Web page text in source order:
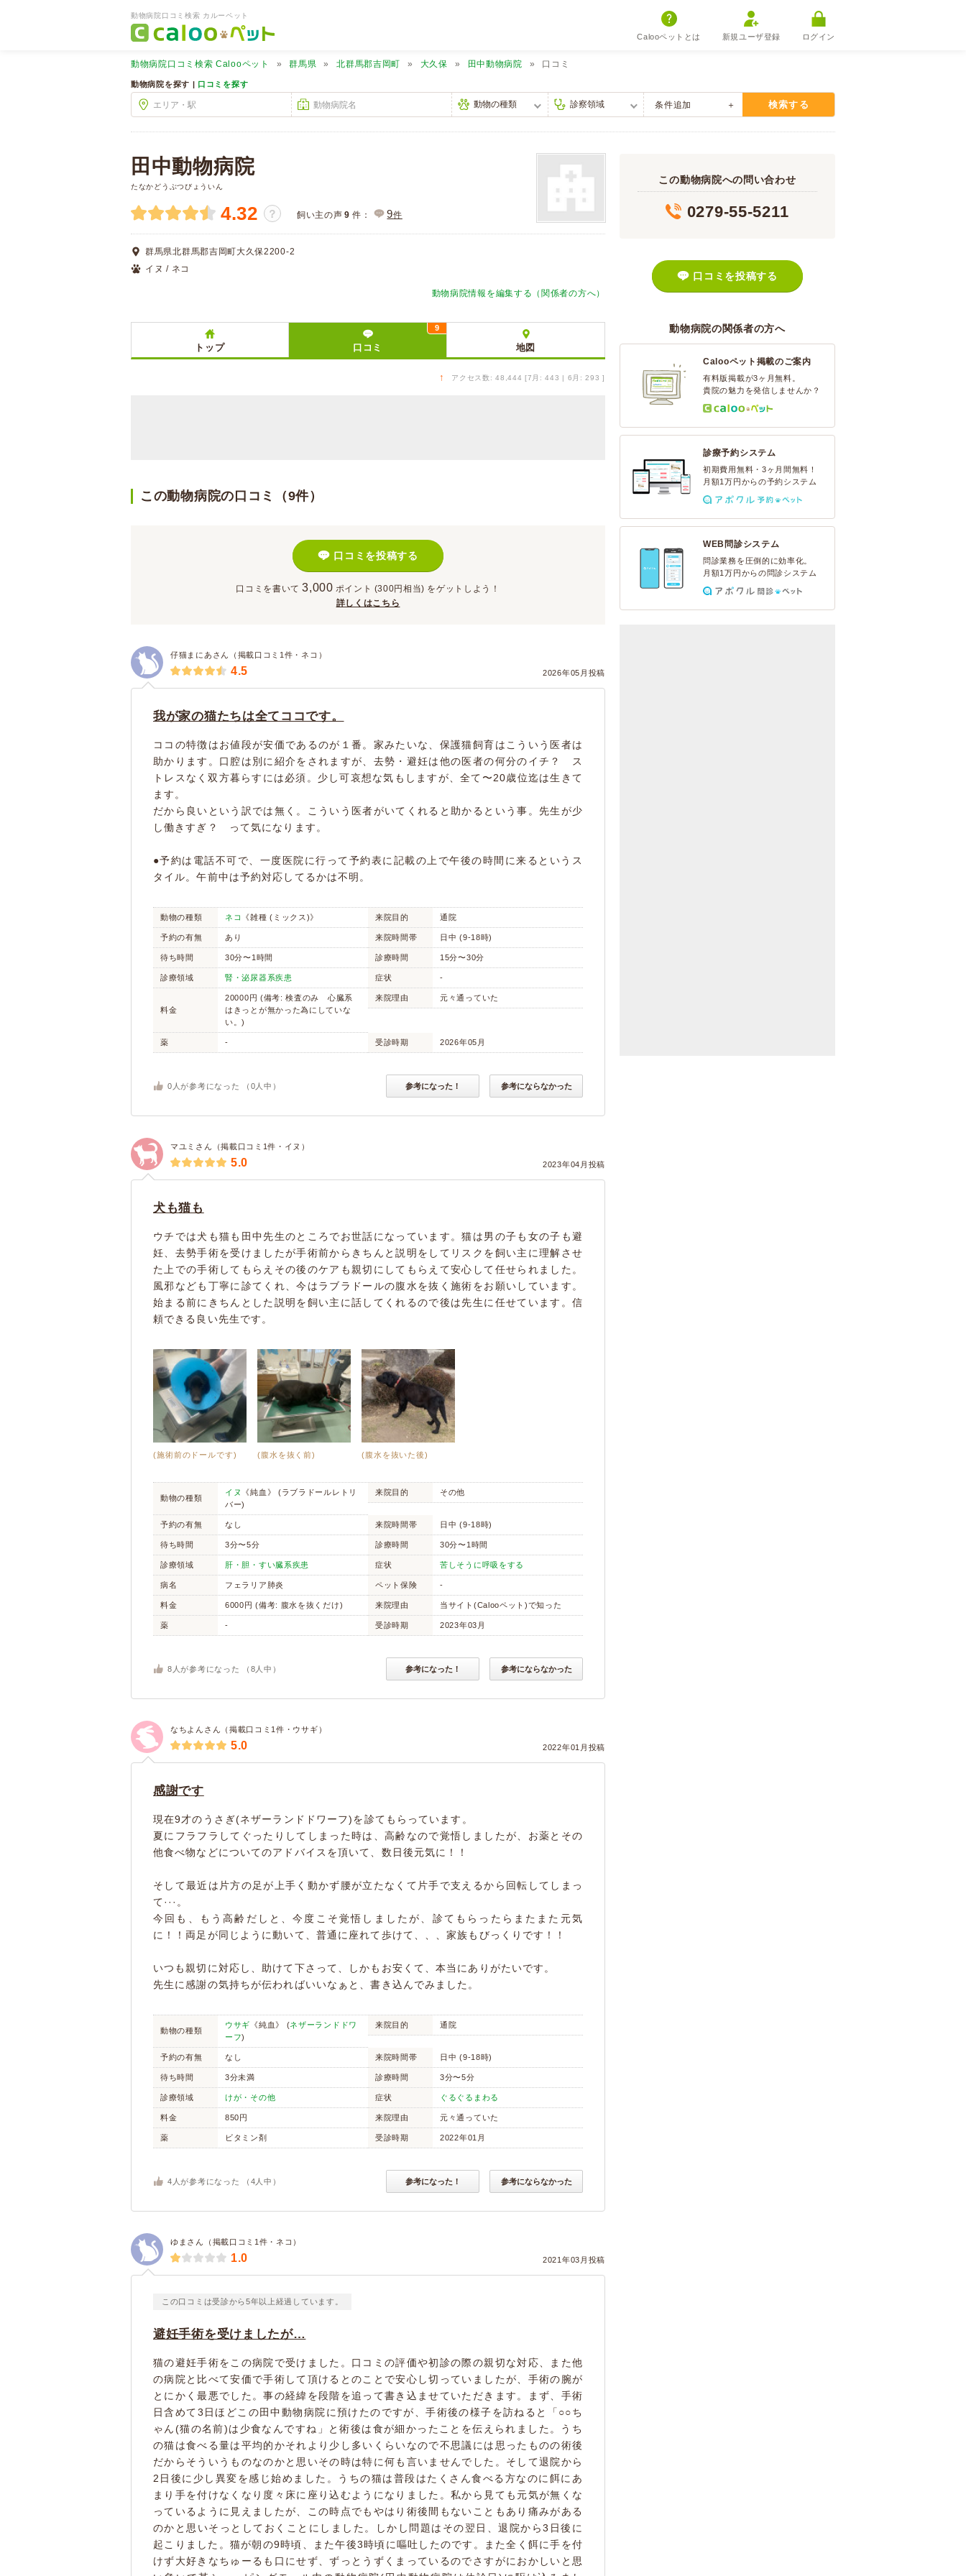
動物病院口コミ検索 カルーペット
Calooペットとは 新規ユーザ登録 ログイン
動物病院口コミ検索 Calooペット 群馬県 北群馬郡吉岡町 大久保 田中動物病院 口コミ
動物病院を探す | 口コミを探す
条件追加 検索する
田中動物病院
たなかどうぶつびょういん
4.32 ？ 飼い主の声 9 件： 9件
群馬県北群馬郡吉岡町大久保2200-2
イヌ / ネコ
動物病院情報を編集する（関係者の方へ）
トップ 口コミ
9
地図
↑ アクセス数: 48,444 [7月: 443 | 6月: 293 ]
この動物病院の口コミ（9件）
口コミを投稿する
口コミを書いて 3,000 ポイント (300円相当) をゲットしよう！
詳しくはこちら
仔猫まにあさん（掲載口コミ1件・ネコ）
2026年05月投稿
4.5
我が家の猫たちは全てココです。
ココの特徴はお値段が安価であるのが１番。家みたいな、保護猫飼育はこういう医者は
助かります。口腔は別に紹介をされますが、去勢・避妊は他の医者の何分のイチ？ ス
トレスなく双方暮らすには必須。少し可哀想な気もしますが、全て〜20歳位迄は生きて
ます。
だから良いという訳では無く。こういう医者がいてくれると助かるという事。先生が少
し働きすぎ？ って気になります。
●予約は電話不可で、一度医院に行って予約表に記載の上で午後の時間に来るというス
タイル。午前中は予約対応してるかは不明。
動物の種類 ネコ 《雑種 (ミックス)》 来院目的 通院
予約の有無 あり 来院時間帯 日中 (9-18時)
待ち時間 30分〜1時間 診療時間 15分〜30分
診療領域 腎・泌尿器系疾患 症状 -
料金
20000円 (備考: 検査のみ 心臓系
はきっとが無かった為にしていな
い。)
来院理由 元々通っていた
薬 - 受診時期 2026年05月
0 人が参考になった （ 0 人中） 参考になった！ 参考にならなかった
マユミさん（掲載口コミ1件・イヌ）
2023年04月投稿
5.0
犬も猫も
ウチでは犬も猫も田中先生のところでお世話になっています。猫は男の子も女の子も避
妊、去勢手術を受けましたが手術前からきちんと説明をしてリスクを飼い主に理解させ
た上での手術してもらえその後のケアも親切にしてもらえて安心して任せられました。
風邪なども丁寧に診てくれ、今はラブラドールの腹水を抜く施術をお願いしています。
始まる前にきちんとした説明を飼い主に話してくれるので後は先生に任せています。信
頼できる良い先生です。
(施術前のドールです) (腹水を抜く前) (腹水を抜いた後)
動物の種類
イヌ
《純血》 (ラブラドールレトリ
バー)
来院目的 その他
予約の有無 なし 来院時間帯 日中 (9-18時)
待ち時間 3分〜5分 診療時間 30分〜1時間
診療領域 肝・胆・すい臓系疾患 症状 苦しそうに呼吸をする
病名 フェラリア肺炎 ペット保険 -
料金 6000円 (備考: 腹水を抜くだけ) 来院理由 当サイト(Calooペット)で知った
薬 - 受診時期 2023年03月
8 人が参考になった （ 8 人中） 参考になった！ 参考にならなかった
なちよんさん（掲載口コミ1件・ウサギ）
2022年01月投稿
5.0
感謝です
現在9才のうさぎ(ネザーランドドワーフ)を診てもらっています。
夏にフラフラしてぐったりしてしまった時は、高齢なので覚悟しましたが、お薬とその
他食べ物などについてのアドバイスを頂いて、数日後元気に！！
そして最近は片方の足が上手く動かず腰が立たなくて片手で支えるから回転してしまっ
て···。
今回も、もう高齢だしと、今度こそ覚悟しましたが、診てもらったらまたまた元気
に！！両足が同じように動いて、普通に座れて歩けて、、、家族もびっくりです！！
いつも親切に対応し、助けて下さって、しかもお安くて、本当にありがたいです。
先生に感謝の気持ちが伝わればいいなぁと、書き込んでみました。
動物の種類
ウサギ 《純血》 (ネザーランドドワ
ーフ)
来院目的 通院
予約の有無 なし 来院時間帯 日中 (9-18時)
待ち時間 3分未満 診療時間 3分〜5分
診療領域 けが・その他 症状 ぐるぐるまわる
料金 850円 来院理由 元々通っていた
薬 ビタミン剤 受診時期 2022年01月
4 人が参考になった （ 4 人中） 参考になった！ 参考にならなかった
ゆまさん（掲載口コミ1件・ネコ）
2021年03月投稿
1.0
この口コミは受診から5年以上経過しています。
避妊手術を受けましたが…
猫の避妊手術をこの病院で受けました。口コミの評価や初診の際の親切な対応、また他
の病院と比べて安価で手術して頂けるとのことで安心し切っていましたが、手術の腕が
とにかく最悪でした。事の経緯を段階を追って書き込ませていただきます。まず、手術
日含めて3日ほどこの田中動物病院に預けたのですが、手術後の様子を訪ねると「○○ち
ゃん(猫の名前)は少食なんですね」と術後は食が細かったことを伝えられました。うち
の猫は食べる量は平均的かそれより少し多いくらいなので不思議には思ったものの術後
だからそういうものなのかと思いその時は特に何も言いませんでした。そして退院から
2日後に少し異変を感じ始めました。うちの猫は普段はたくさん食べる方なのに餌にあ
まり手を付けなくなり度々床に座り込むようになりました。私から見ても元気が無くな
っているように見えましたが、この時点でもやはり術後間もないこともあり痛みがある
のかと思いそっとしておくことにしました。しかし問題はその翌日、退院から3日後に
起こりました。猫が朝の9時頃、また午後3時頃に嘔吐したのです。また全く餌に手を付
けず大好きなちゅーるも口にせず、ずっとうずくまっているのでさすがにおかしいと思
この動物病院への問い合わせ
0279-55-5211
口コミを投稿する
動物病院の関係者の方へ
Calooペット掲載のご案内
有料版掲載が3ヶ月無料。
貴院の魅力を発信しませんか？
診療予約システム
初期費用無料・3ヶ月間無料！
月額1万円からの予約システム
WEB問診システム
問診業務を圧倒的に効率化。
月額1万円からの問診システム